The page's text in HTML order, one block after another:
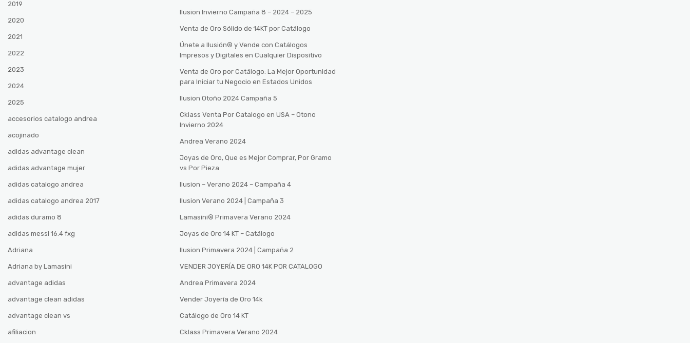
2019
2020
2021
2022
2023
2024
2025
accesorios catalogo andrea
acojinado
adidas advantage clean
adidas advantage mujer
adidas catalogo andrea
adidas catalogo andrea 2017
adidas duramo 8
adidas messi 16.4 fxg
Adriana
Adriana by Lamasini
advantage adidas
advantage clean adidas
advantage clean vs
afiliacion
Ilusion Invierno Campaña 8 – 2024 – 2025
Venta de Oro Sólido de 14KT por Catálogo
Únete a Ilusión® y Vende con Catálogos
Impresos y Digitales en Cualquier Dispositivo
Venta de Oro por Catálogo: La Mejor Oportunidad
para Iniciar tu Negocio en Estados Unidos
Ilusion Otoño 2024 Campaña 5
Cklass Venta Por Catalogo en USA – Otono
Invierno 2024
Andrea Verano 2024
Joyas de Oro, Que es Mejor Comprar, Por Gramo
vs Por Pieza
Ilusion – Verano 2024 – Campaña 4
Ilusion Verano 2024 | Campaña 3
Lamasini®️ Primavera Verano 2024
Joyas de Oro 14 KT – Catálogo
Ilusion Primavera 2024 | Campaña 2
VENDER JOYERÍA DE ORO 14K POR CATALOGO
Andrea Primavera 2024
Vender Joyería de Oro 14k
Catálogo de Oro 14 KT
Cklass Primavera Verano 2024